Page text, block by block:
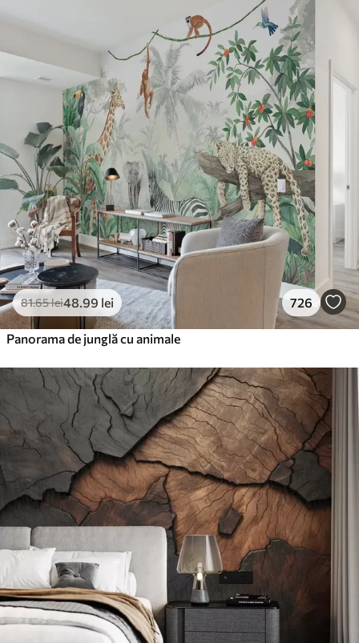
81.65lei48 .99 lei 726
Panorama de junglă cu animale